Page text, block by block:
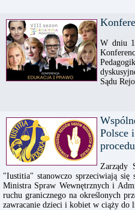
W dniu
Sądu
Polsce
Zarządy
"Iustitia" stanowczo sprzeciwiają
Ministra Spraw Wewnętrznych i
ruchu granicznego na określonych
zawracanie dzieci i kobiet w ciąży do